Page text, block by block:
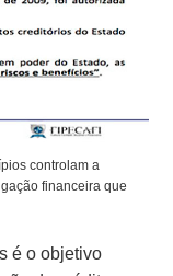
controlam a
financeira que
é o objetivo